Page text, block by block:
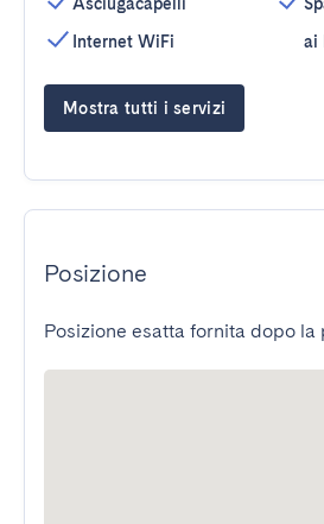
Internet WiFi
ai
Mostra tutti i servizi
Posizione
Posizione esatta fornita dopo la